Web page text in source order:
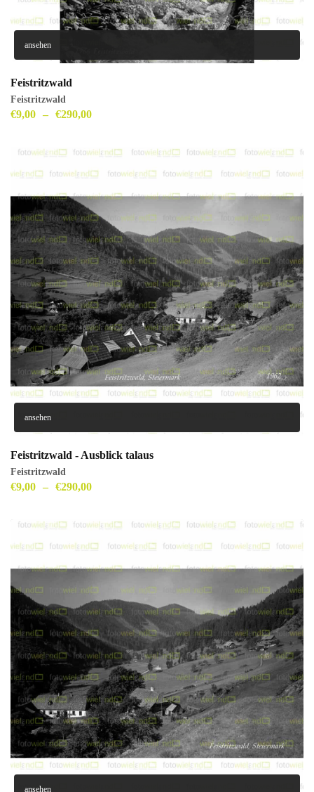
ansehen
Feistritzwald
Feistritzwald
€9,00 – €290,00
ansehen
Feistritzwald - Ausblick talaus
Feistritzwald
€9,00 – €290,00
ansehen